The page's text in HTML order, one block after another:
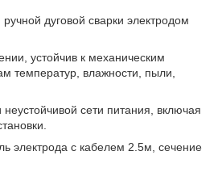
дуговой сварки электродом
устойчив к механическим
температур, влажности, пыли,
сети питания, включая
электрода с кабелем 2.5м, сечение